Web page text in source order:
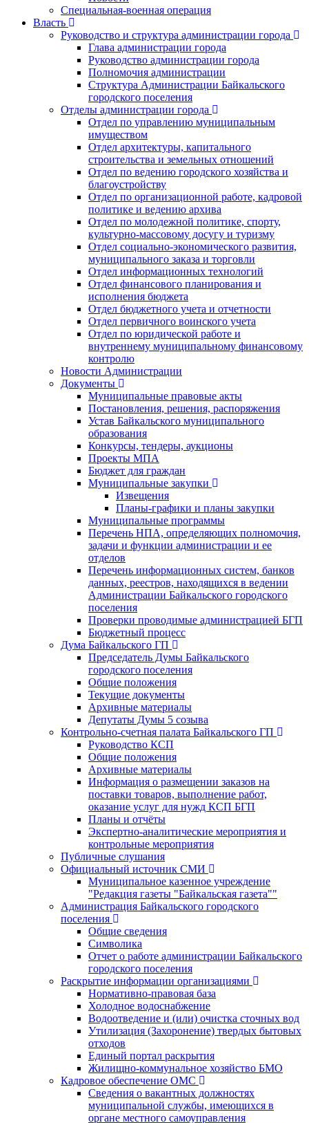
Специальная-военная операция
Власть
Руководство и структура администрации города
Глава администрации города
Руководство администрации города
Полномочия администрации
Структура Администрации Байкальского
городского поселения
Отделы администрации города
Отдел по управлению муниципальным
имуществом
Отдел архитектуры, капитального
строительства и земельных отношений
Отдел по ведению городского хозяйства и
благоустройству
Отдел по организационной работе, кадровой
политике и ведению архива
Отдел по молодежной политике, спорту,
культурно-массовому досугу и туризму
Отдел социально-экономического развития,
муниципального заказа и торговли
Отдел информационных технологий
Отдел финансового планирования и
исполнения бюджета
Отдел бюджетного учета и отчетности
Отдел первичного воинского учета
Отдел по юридической работе и
внутреннему муниципальному финансовому
контролю
Новости Администрации
Документы
Муниципальные правовые акты
Постановления, решения, распоряжения
Устав Байкальского муниципального
образования
Конкурсы, тендеры, аукционы
Проекты МПА
Бюджет для граждан
Муниципальные закупки
Извещения
Планы-графики и планы закупки
Муниципальные программы
Перечень НПА, определяющих полномочия,
задачи и функции администрации и ее
отделов
Перечень информационных систем, банков
данных, реестров, находящихся в ведении
Администрации Байкальского городского
поселения
Проверки проводимые администрацией БГП
Бюджетный процесс
Дума Байкальского ГП
Председатель Думы Байкальского
городского поселения
Общие положения
Текущие документы
Архивные материалы
Депутаты Думы 5 созыва
Контрольно-счетная палата Байкальского ГП
Руководство КСП
Общие положения
Архивные материалы
Информация о размещении заказов на
поставки товаров, выполнение работ,
оказание услуг для нужд КСП БГП
Планы и отчёты
Экспертно-аналитические мероприятия и
контрольные мероприятия
Публичные слушания
Официальный источник СМИ
Муниципальное казенное учреждение
"Редакция газеты "Байкальская газета""
Администрация Байкальского городского
поселения
Общие сведения
Символика
Отчет о работе администрации Байкальского
городского поселения
Раскрытие информации организациями
Нормативно-правовая база
Холодное водоснабжение
Водоотведение и (или) очистка сточных вод
Утилизация (Захоронение) твердых бытовых
отходов
Единый портал раскрытия
Жилищно-коммунальное хозяйство БМО
Кадровое обеспечение ОМС
Сведения о вакантных должностях
муниципальной службы, имеющихся в
органе местного самоуправления